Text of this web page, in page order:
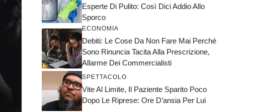
Esperte Di Pulito: Così Dici Addio Allo
Sporco
ECONOMIA
Debiti: Le Cose Da Non Fare Mai Perché
Sono Rinuncia Tacita Alla Prescrizione,
Allarme Dei Commercialisti
SPETTACOLO
Vite Al Limite, Il Paziente Sparito Poco
Dopo Le Riprese: Ore D’ansia Per Lui